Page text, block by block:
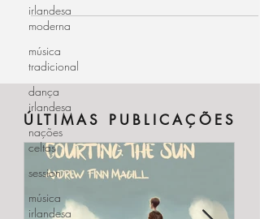
irlandesa
moderna
música
tradicional
dança
irlandesa
nações
celtas
session
música
irlandesa
ÚLTIMAS PUBLICAÇÕES